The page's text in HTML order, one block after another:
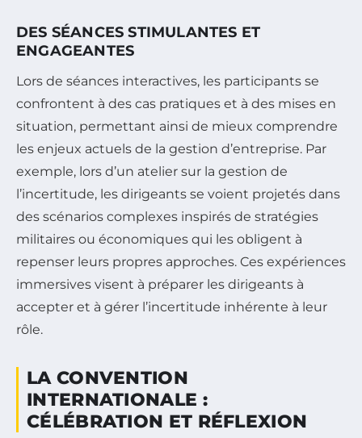
DES SÉANCES STIMULANTES ET
ENGAGEANTES
Lors de séances interactives, les participants se
confrontent à des cas pratiques et à des mises en
situation, permettant ainsi de mieux comprendre
les enjeux actuels de la gestion d’entreprise. Par
exemple, lors d’un atelier sur la gestion de
l’incertitude, les dirigeants se voient projetés dans
des scénarios complexes inspirés de stratégies
militaires ou économiques qui les obligent à
repenser leurs propres approches. Ces expériences
immersives visent à préparer les dirigeants à
accepter et à gérer l’incertitude inhérente à leur
rôle.
LA CONVENTION
INTERNATIONALE :
CÉLÉBRATION ET RÉFLEXION